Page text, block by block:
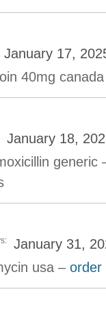
January 17,
40mg
January 18,
generic
January 31,
usa – order